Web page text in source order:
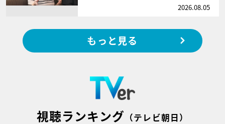
2026.08.05
もっと見る
視聴ランキング （テレビ朝日）